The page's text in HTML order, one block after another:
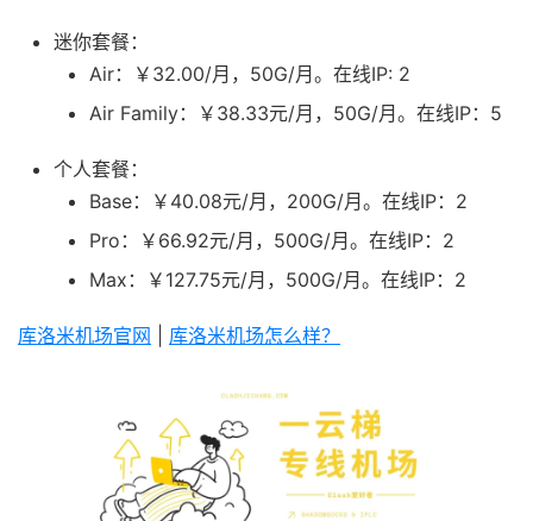
迷你套餐：
Air：￥32.00/月，50G/月。在线IP: 2
Air Family：￥38.33元/月，50G/月。在线IP：5
个人套餐：
Base：￥40.08元/月，200G/月。在线IP：2
Pro：￥66.92元/月，500G/月。在线IP：2
Max：￥127.75元/月，500G/月。在线IP：2
库洛米机场官网 库洛米机场怎么样？